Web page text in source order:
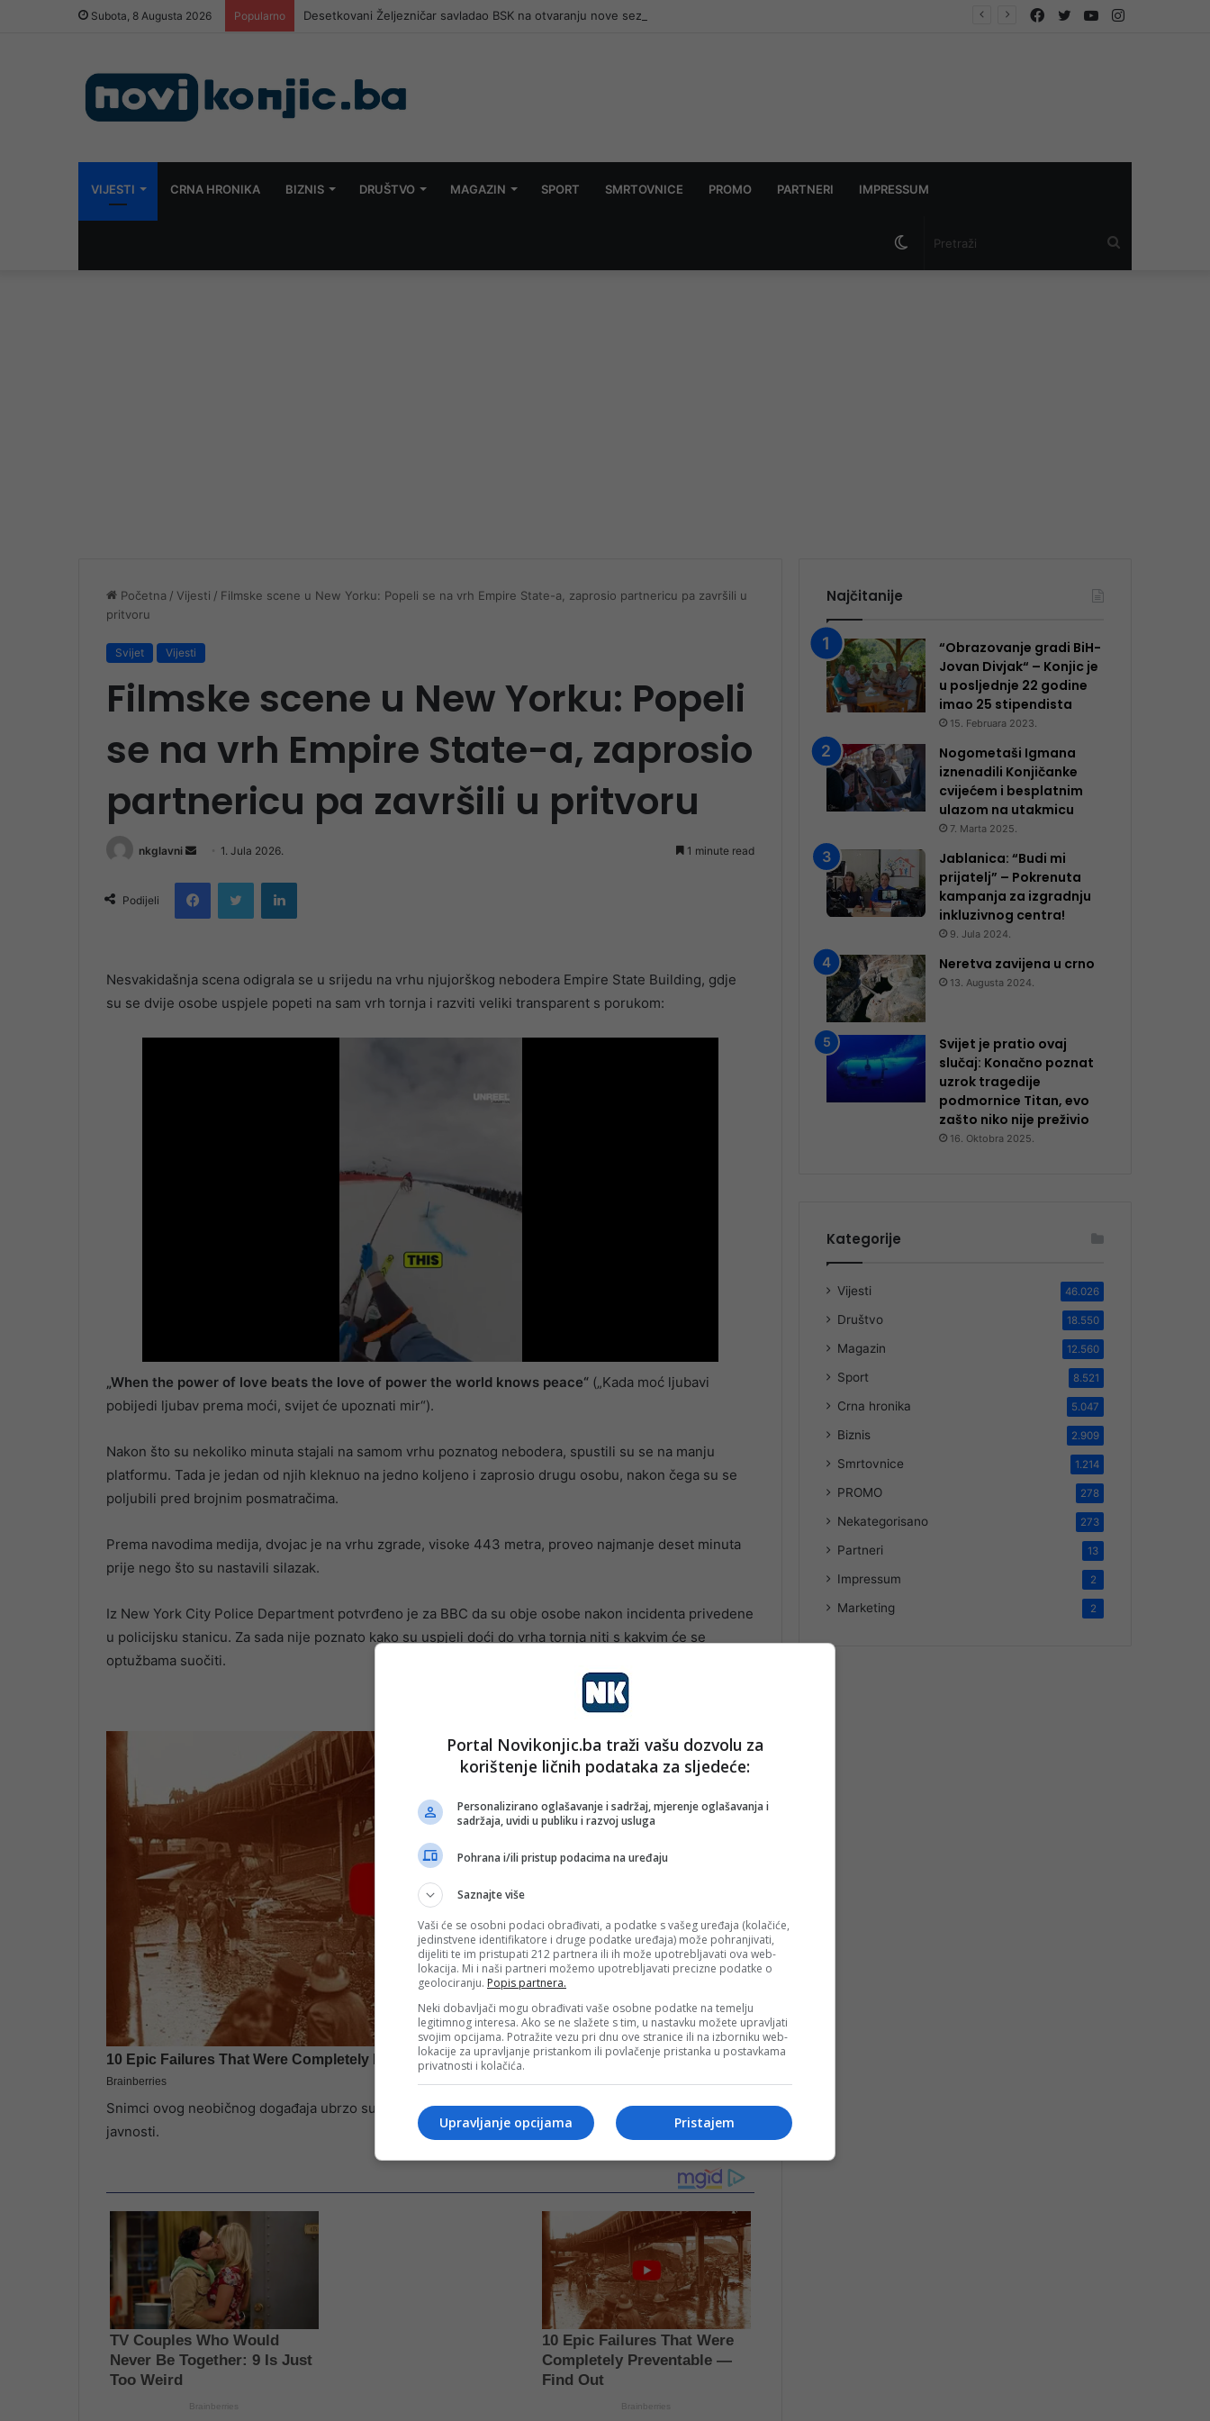
Subota, 8 Augusta 2026 Popularno Desetkovani Željezničar savladao BSK na otvaranju nove sezone Instagram
YouTube
Twitter
Facebook
VIJESTI CRNA HRONIKA BIZNIS DRUŠTVO MAGAZIN SPORT SMRTOVNICE PROMO PARTNERI IMPRESSUM
Switch
Početna / Vijesti / Filmske scene u New Yorku: Popeli se na vrh Empire State-a, zaprosio partnericu pa završili u
pritvoru
Svijet Vijesti
Filmske scene u New Yorku: Popeli
se na vrh Empire State-a, zaprosio
partnericu pa završili u pritvoru
nkglavni
Send
email
1. Jula 2026. 1 minute read
Podijeli
FacebookTwitter LinkedIn
Nesvakidašnja scena odigrala se u srijedu na vrhu njujorškog nebodera Empire State Building, gdje
su se dvije osobe uspjele popeti na sam vrh tornja i razviti veliki transparent s porukom:
„When the power of love beats the love of power the world knows peace“ („Kada moć ljubavi
pobijedi ljubav prema moći, svijet će upoznati mir“).
Nakon što su nekoliko minuta stajali na samom vrhu poznatog nebodera, spustili su se na manju
platformu. Tada je jedan od njih kleknuo na jedno koljeno i zaprosio drugu osobu, nakon čega su se
poljubili pred brojnim posmatračima.
Prema navodima medija, dvojac je na vrhu zgrade, visoke 443 metra, proveo najmanje deset minuta
prije nego što su nastavili silazak.
Iz New York City Police Department potvrđeno je za BBC da su obje osobe nakon incidenta privedene
u policijsku stanicu. Za sada nije poznato kako su uspjeli doći do vrha tornja niti s kakvim će se
optužbama suočiti.
Snimci ovog neobičnog događaja ubrzo su se proširili društvenim mrežama i izazvali brojne reakcije
javnosti.
Najčitanije
“Obrazovanje gradi BiH-
Jovan Divjak“ – Konjic je
u posljednje 22 godine
imao 25 ​​stipendista
15. Februara 2023.
Nogometaši Igmana
iznenadili Konjičanke
cvijećem i besplatnim
ulazom na utakmicu
7. Marta 2025.
Jablanica: “Budi mi
prijatelj” – Pokrenuta
kampanja za izgradnju
inkluzivnog centra!
9. Jula 2024.
Neretva zavijena u crno
13. Augusta 2024.
Svijet je pratio ovaj
slučaj: Konačno poznat
uzrok tragedije
podmornice Titan, evo
zašto niko nije preživio
16. Oktobra 2025.
Kategorije
Vijesti 46.026
Društvo 18.550
Magazin 12.560
Sport 8.521
Crna hronika 5.047
Biznis 2.909
Smrtovnice 1.214
PROMO 278
Nekategorisano 273
Partneri 13
Impressum 2
Marketing 2
Portal Novikonjic.ba traži vašu dozvolu za
korištenje ličnih podataka za sljedeće:
Personalizirano oglašavanje i sadržaj, mjerenje oglašavanja i
sadržaja, uvidi u publiku i razvoj usluga
Pohrana i/ili pristup podacima na uređaju
Saznajte više
Vaši će se osobni podaci obrađivati, a podatke s vašeg uređaja (kolačiće,
jedinstvene identifikatore i druge podatke uređaja) može pohranjivati,
dijeliti te im pristupati 212 partnera ili ih može upotrebljavati ova web-
lokacija. Mi i naši partneri možemo upotrebljavati precizne podatke o
geolociranju. Popis partnera.
Neki dobavljači mogu obrađivati vaše osobne podatke na temelju
legitimnog interesa. Ako se ne slažete s tim, u nastavku možete upravljati
svojim opcijama. Potražite vezu pri dnu ove stranice ili na izborniku web-
lokacije za upravljanje pristankom ili povlačenje pristanka u postavkama
privatnosti i kolačića.
Pristajem
Upravljanje opcijama